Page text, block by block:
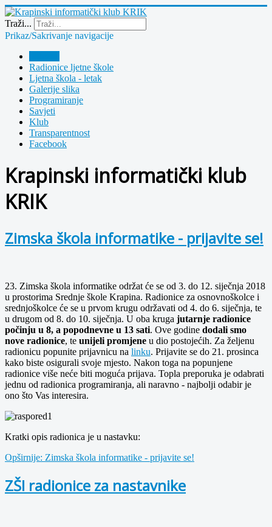
Traži...
Prikaz/Sakrivanje navigacije
Radionice ljetne škole
Ljetna škola - letak
Galerije slika
Programiranje
Savjeti
Klub
Transparentnost
Facebook
Krapinski informatički klub
KRIK
Zimska škola informatike - prijavite se!
23. Zimska škola informatike održat će se od 3. do 12. siječnja 2018
u prostorima Srednje škole Krapina. Radionice za osnovnoškolce i
srednjoškolce će se u prvom krugu održavati od 4. do 6. siječnja, te
u drugom od 8. do 10. siječnja. U oba kruga jutarnje radionice
počinju u 8, a popodnevne u 13 sati. Ove godine dodali smo
nove radionice, te unijeli promjene u dio postojećih. Za željenu
radionicu popunite prijavnicu na linku. Prijavite se do 21. prosinca
kako biste osigurali svoje mjesto. Nakon toga na popunjene
radionice više neće biti moguća prijava. Topla preporuka je odabrati
jednu od radionica programiranja, ali naravno - najbolji odabir je
ono što Vas interesira.
Kratki opis radionica je u nastavku:
Opširnije: Zimska škola informatike - prijavite se!
ZŠI radionice za nastavnike
Year
Month
Year
Month